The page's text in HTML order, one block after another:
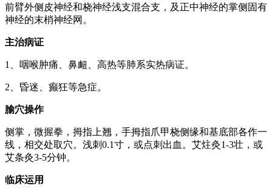
前臂外侧皮神经和桡神经浅支混合支，及正中神经的掌侧固有
神经的末梢神经网。
主治病证
1、咽喉肿痛、鼻衄、高热等肺系实热病证。
2、昏迷、癫狂等急症。
腧穴操作
侧掌，微握拳，拇指上翘，手拇指爪甲桡侧缘和基底部各作一
线，相交处取穴。浅刺0.1寸，或点刺出血。艾炷灸1-3壮，或
艾条灸3-5分钟。
临床运用